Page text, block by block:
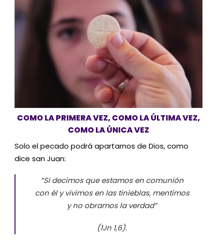
COMO LA PRIMERA VEZ, COMO LA ÚLTIMA VEZ,
COMO LA ÚNICA VEZ
Solo el pecado podrá apartarnos de Dios, como
dice san Juan:
“Si decimos que estamos en comunión
con él y vivimos en las tinieblas, mentimos
y no obramos la verdad”
(1Jn 1,6).